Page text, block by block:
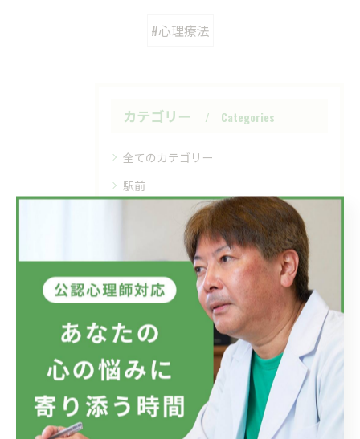
#心理療法
カテゴリー Categories
全てのカテゴリー
駅前
メンタルヘルス
最近の投稿 Recent Posts